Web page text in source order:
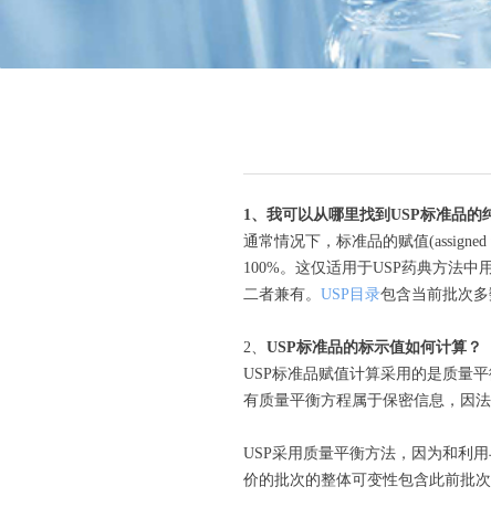
1、 我可以从哪里找到 USP标准品的
通常情况下，标准品的赋值
100%。这仅适用于USP药典方法中
二者兼有。 USP目录包含当前批次多
2、 USP标准品的标示值如何计算？
USP标准品赋值计算采用的是质量
有质量平衡方程属于保密信息，因
USP采用质量平衡方法，因为和利
价的批次的整体可变性包含此前批